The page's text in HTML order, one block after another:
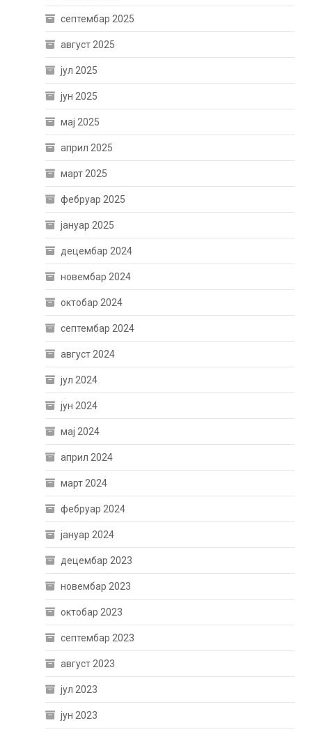
септембар 2025
август 2025
јул 2025
јун 2025
мај 2025
април 2025
март 2025
фебруар 2025
јануар 2025
децембар 2024
новембар 2024
октобар 2024
септембар 2024
август 2024
јул 2024
јун 2024
мај 2024
април 2024
март 2024
фебруар 2024
јануар 2024
децембар 2023
новембар 2023
октобар 2023
септембар 2023
август 2023
јул 2023
јун 2023